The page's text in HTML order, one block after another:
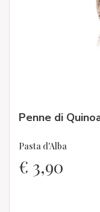
Penne di
Pasta d'Alba
€ 3,90